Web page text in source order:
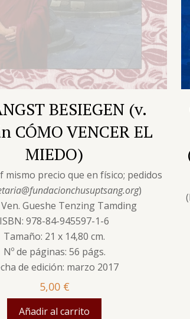
BESIEGEN (v.
CÓMO VENCER EL
MIEDO)
mismo precio que en físico; pedidos
)
Gueshe Tenzing Tamding
ISBN: 978-84-945597-1-6
Tamaño: 21 x 14,80 cm.
Nº de páginas: 56 págs.
de edición: marzo 2017
5,00 €
Añadir al carrito